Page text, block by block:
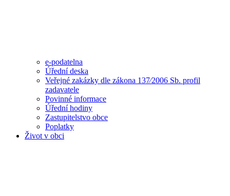
e-podatelna
Úřední deska
Veřejné zakázky dle zákona 137⁄2006 Sb. profil
zadavatele
Povinné informace
Úřední hodiny
Zastupitelstvo obce
Poplatky
Život v obci